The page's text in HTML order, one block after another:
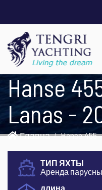
Hanse
Lanas -
Главна Hanse 455
ТИП ЯХТЫ
Аренда
длина